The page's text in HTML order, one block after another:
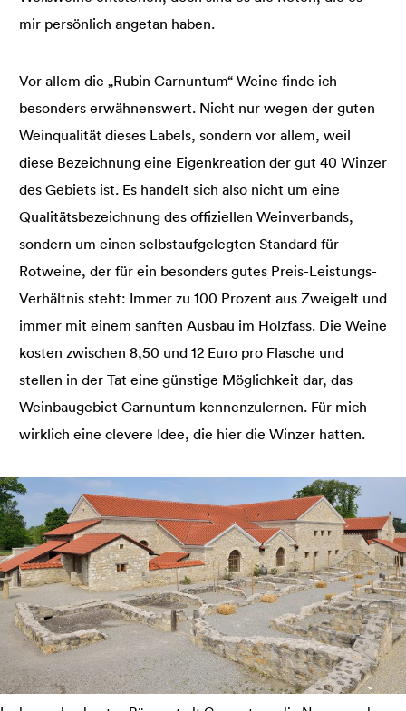
mir persönlich angetan haben.
Vor allem die „Rubin Carnuntum“ Weine finde ich
besonders erwähnenswert. Nicht nur wegen der guten
Weinqualität dieses Labels, sondern vor allem, weil
diese Bezeichnung eine Eigenkreation der gut 40 Winzer
des Gebiets ist. Es handelt sich also nicht um eine
Qualitätsbezeichnung des offiziellen Weinverbands,
sondern um einen selbstaufgelegten Standard für
Rotweine, der für ein besonders gutes Preis-Leistungs-
Verhältnis steht: Immer zu 100 Prozent aus Zweigelt und
immer mit einem sanften Ausbau im Holzfass. Die Weine
kosten zwischen 8,50 und 12 Euro pro Flasche und
stellen in der Tat eine günstige Möglichkeit dar, das
Weinbaugebiet Carnuntum kennenzulernen. Für mich
wirklich eine clevere Idee, die hier die Winzer hatten.